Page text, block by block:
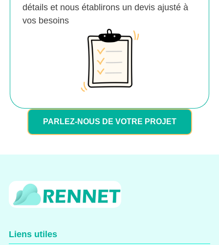
détails et nous établirons un devis ajusté à
vos besoins
PARLEZ-NOUS DE VOTRE PROJET
Liens utiles